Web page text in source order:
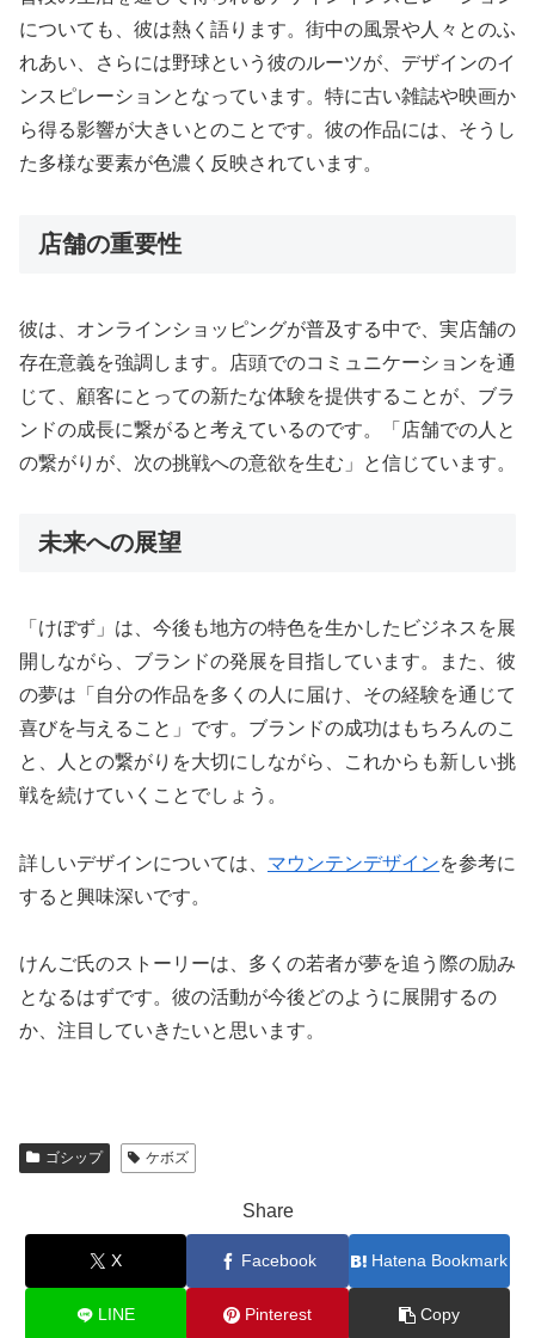
についても、彼は熱く語ります。街中の風景や人々とのふ
れあい、さらには野球という彼のルーツが、デザインのイ
ンスピレーションとなっています。特に古い雑誌や映画か
ら得る影響が大きいとのことです。彼の作品には、そうし
た多様な要素が色濃く反映されています。
店舗の重要性
彼は、オンラインショッピングが普及する中で、実店舗の
存在意義を強調します。店頭でのコミュニケーションを通
じて、顧客にとっての新たな体験を提供することが、ブラ
ンドの成長に繋がると考えているのです。「店舗での人と
の繋がりが、次の挑戦への意欲を生む」と信じています。
未来への展望
「けぼず」は、今後も地方の特色を生かしたビジネスを展
開しながら、ブランドの発展を目指しています。また、彼
の夢は「自分の作品を多くの人に届け、その経験を通じて
喜びを与えること」です。ブランドの成功はもちろんのこ
と、人との繋がりを大切にしながら、これからも新しい挑
戦を続けていくことでしょう。
詳しいデザインについては、 マウンテンデザインを参考に
すると興味深いです。
けんご氏のストーリーは、多くの若者が夢を追う際の励み
となるはずです。彼の活動が今後どのように展開するの
か、注目していきたいと思います。
ゴシップ ケボズ
Share
X Facebook Hatena Bookmark
LINE Pinterest Copy